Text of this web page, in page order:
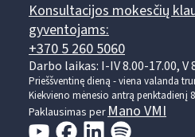
Konsultacijos mokesčių
gyventojams:
+370 5 260 5060
Darbo laikas: I-IV 8.00-17.00, V
Prieššventinę dieną - viena valanda
Kiekvieno mėnesio antrą penktadienį
Paklausimas perMano VMI